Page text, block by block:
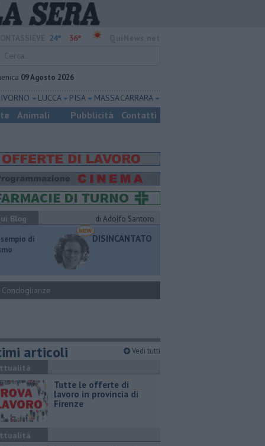
24° 36°
09 Agosto 2026
LUCCA PISA MASSA CARRARA
Animali Pubblicità Contatti
Blog
di Adolfo Santoro
di
DISINCANTATO
Condoglianze
articoli Vedi tutti
​Tutte le offerte di
lavoro in provincia di
Firenze